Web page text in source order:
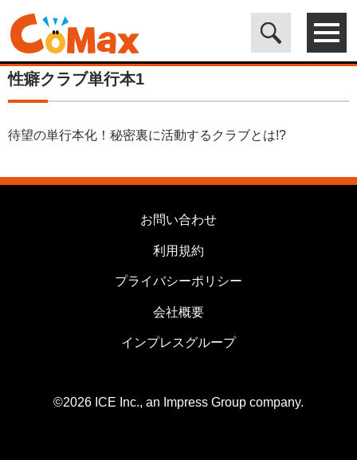
電子書籍マンガ CoMax(コマックス)公式サイト - 株式会社ICE>カ
テゴリは使用しません>性癖クラブ単行本1
性癖クラブ単行本1
待望の単行本化！秘密裏に活動するクラブとは!?
お問い合わせ
利用規約
プライバシーポリシー
会社概要
インプレスグループ
©2026 ICE Inc., an Impress Group company.